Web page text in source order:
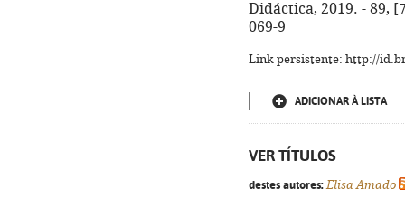
Didáctica, 2019. - 89,
069-9
Link persistente: http://
ADICIONAR À LISTA
VER TÍTULOS
destes autores: Elisa Amado